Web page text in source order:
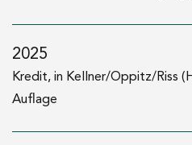
seit 2009
Betreuung des
das gesamte Bank- und
(Zivil- und Strafsachen)
2009–2012
2025
Kredit, in Kellner/Oppitz/Riss
Auflage